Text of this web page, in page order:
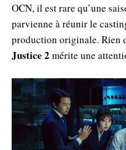
OCN, il est rare qu’une
parvienne à réunir le
production originale. Rien
Justice 2 mérite une